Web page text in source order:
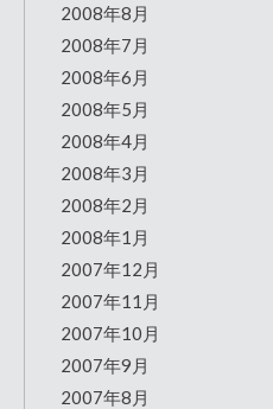
2008年8月
2008年7月
2008年6月
2008年5月
2008年4月
2008年3月
2008年2月
2008年1月
2007年12月
2007年11月
2007年10月
2007年9月
2007年8月